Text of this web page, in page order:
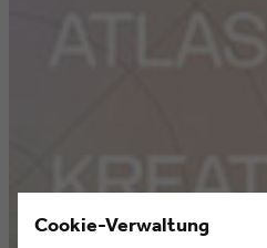
Cookie-Verwaltung